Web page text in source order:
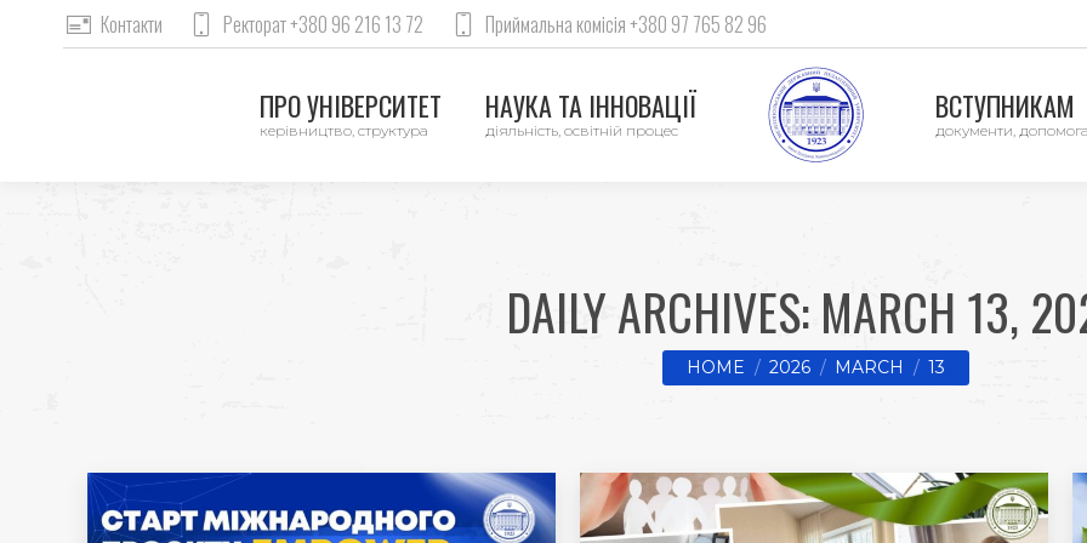
Контакти Ректорат +380 96 216 13 72 Приймальна комісія +380 97 765 82 96
ПРО УНІВЕРСИТЕТ
керівництво, структура
НАУКА ТА ІННОВАЦІЇ
діяльність, освітній процес
ВСТУПНИКАМ
документи, допомога
DAILY ARCHIVES: MARCH 13,
You are here:
HOME 2026 MARCH 13